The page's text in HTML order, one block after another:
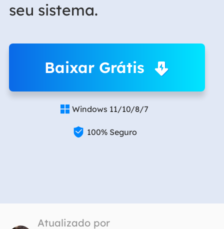
seu sistema.
Baixar Grátis
 Windows 11/10/8/7
 100% Seguro
Atualizado por